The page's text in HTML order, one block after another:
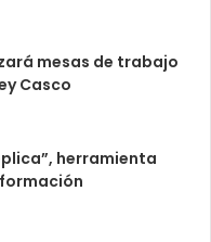
mesas de trabajo
Casco
herramienta